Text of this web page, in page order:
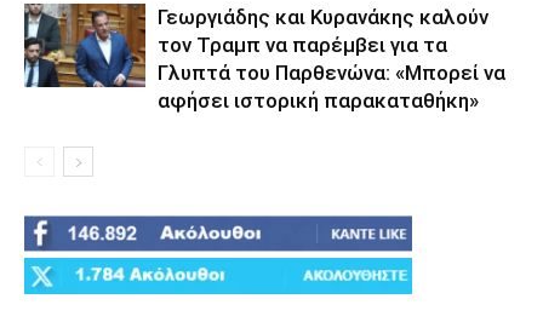
Γεωργιάδης και Κυρανάκης καλούν
τον Τραμπ να παρέμβει για τα
Γλυπτά του Παρθενώνα: «Μπορεί να
αφήσει ιστορική παρακαταθήκη»